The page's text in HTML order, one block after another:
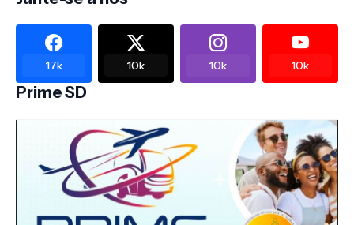
17k 10k 10k 10k
Prime SD